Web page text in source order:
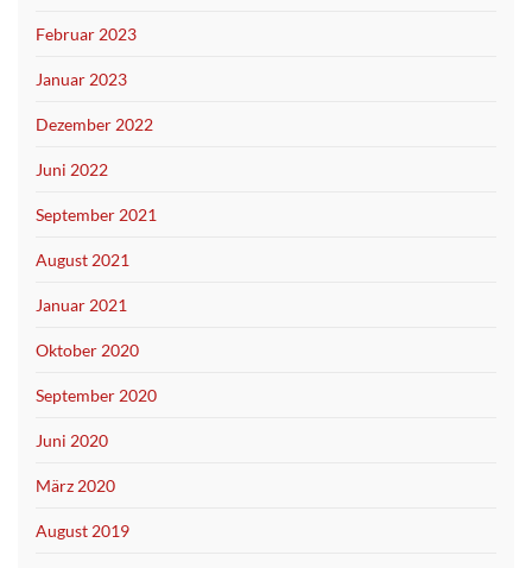
Februar 2023
Januar 2023
Dezember 2022
Juni 2022
September 2021
August 2021
Januar 2021
Oktober 2020
September 2020
Juni 2020
März 2020
August 2019